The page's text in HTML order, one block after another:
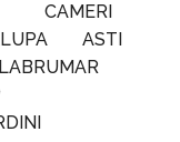
CAMERI
ASTI